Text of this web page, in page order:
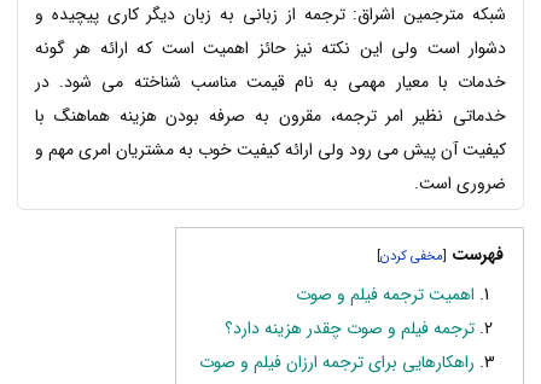
شبکه مترجمین اشراق: ترجمه از زبانی به زبان دیگر کاری پیچیده و
دشوار است ولی این نکته نیز حائز اهمیت است که ارائه هر گونه
خدمات با معیار مهمی به نام قیمت مناسب شناخته می شود. در
خدماتی نظیر امر ترجمه، مقرون به صرفه بودن هزینه هماهنگ با
کیفیت آن پیش می رود ولی ارائه کیفیت خوب به مشتریان امری مهم و
ضروری است.
فهرست [
]
اهمیت ترجمه فیلم و صوت
ترجمه فیلم و صوت چقدر هزینه دارد؟
راهکارهایی برای ترجمه ارزان فیلم و صوت